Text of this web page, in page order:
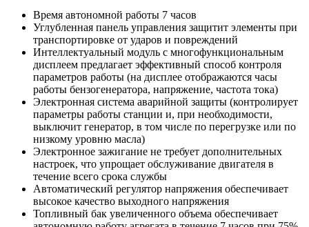
Время автономной работы 7 часов
Углубленная панель управления защитит элементы при
транспортировке от ударов и повреждений
Интеллектуальный модуль с многофункциональным
дисплеем предлагает эффективный способ контроля
параметров работы (на дисплее отображаются часы
работы бензогенератора, напряжение, частота тока)
Электронная система аварийной защиты (контролирует
параметры работы станции и, при необходимости,
выключит генератор, в том числе по перегрузке или по
низкому уровню масла)
Электронное зажигание не требует дополнительных
настроек, что упрощает обслуживание двигателя в
течение всего срока службы
Автоматический регулятор напряжения обеспечивает
высокое качество выходного напряжения
Топливный бак увеличенного объема обеспечивает